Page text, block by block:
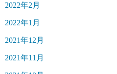
2022年2月
2022年1月
2021年12月
2021年11月